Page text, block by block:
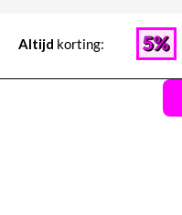
Altijd korting: